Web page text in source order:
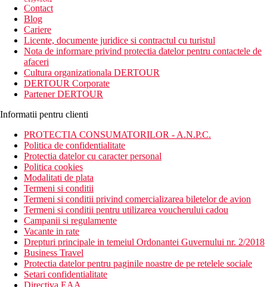
newsletter!
Contact
Blog
Cariere
Licente, documente juridice si contractul cu turistul
Nota de informare privind protectia datelor pentru contactele de
afaceri
Cultura organizationala DERTOUR
DERTOUR Corporate
Partener DERTOUR
Informatii pentru clienti
PROTECTIA CONSUMATORILOR - A.N.P.C.
Politica de confidentialitate
Protectia datelor cu caracter personal
Politica cookies
Modalitati de plata
Termeni si conditii
Termeni si conditii privind comercializarea biletelor de avion
Termeni si conditii pentru utilizarea voucherului cadou
Campanii si regulamente
Vacante in rate
Drepturi principale in temeiul Ordonantei Guvernului nr. 2/2018
Business Travel
Protectia datelor pentru paginile noastre de pe retelele sociale
Setari confidentialitate
Directiva EAA